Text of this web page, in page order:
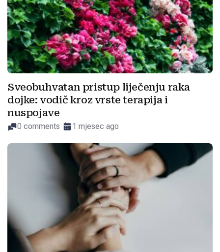
Sveobuhvatan pristup liječenju raka
dojke: vodič kroz vrste terapija i
nuspojave
0 comments 1 mjesec ago